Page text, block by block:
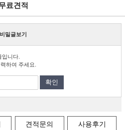
료견적
비밀글보기
입니다.
하여 주세요.
확인
견적문의 사용후기